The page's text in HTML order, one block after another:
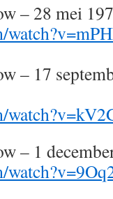
– 28 mei
– 17
– 1